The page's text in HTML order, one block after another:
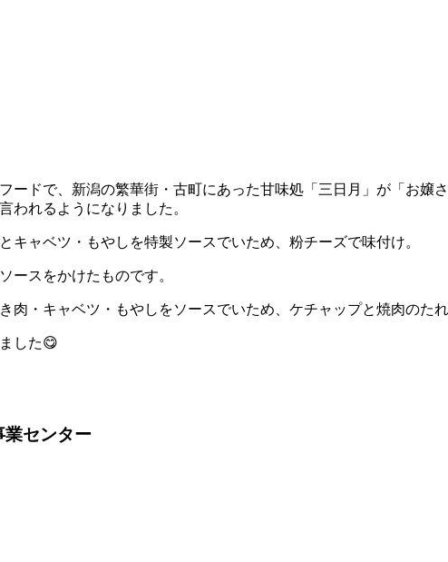
ードで、新潟の繁華街・古町にあった甘味処「三日月」が「お
われるようになりました。
キャベツ・もやしを特製ソースでいため、粉チーズで味付け。
ースをかけたものです。
肉・キャベツ・もやしをソースでいため、ケチャップと焼肉のた
した😋
センター